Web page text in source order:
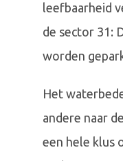
leefbaarheid
de sector 31:
worden
Het
andere naar
een hele klus